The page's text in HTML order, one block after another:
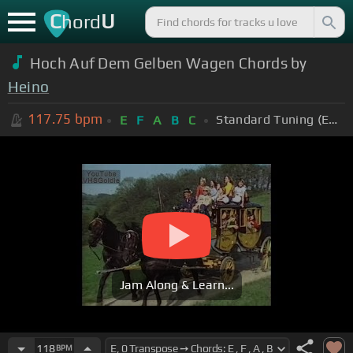
ChordU
Hoch Auf Dem Gelben Wagen Chords by
Heino
117.75 bpm E F A B C Standard Tuning (EADGBE)
Jam Along & Learn...
118BPM